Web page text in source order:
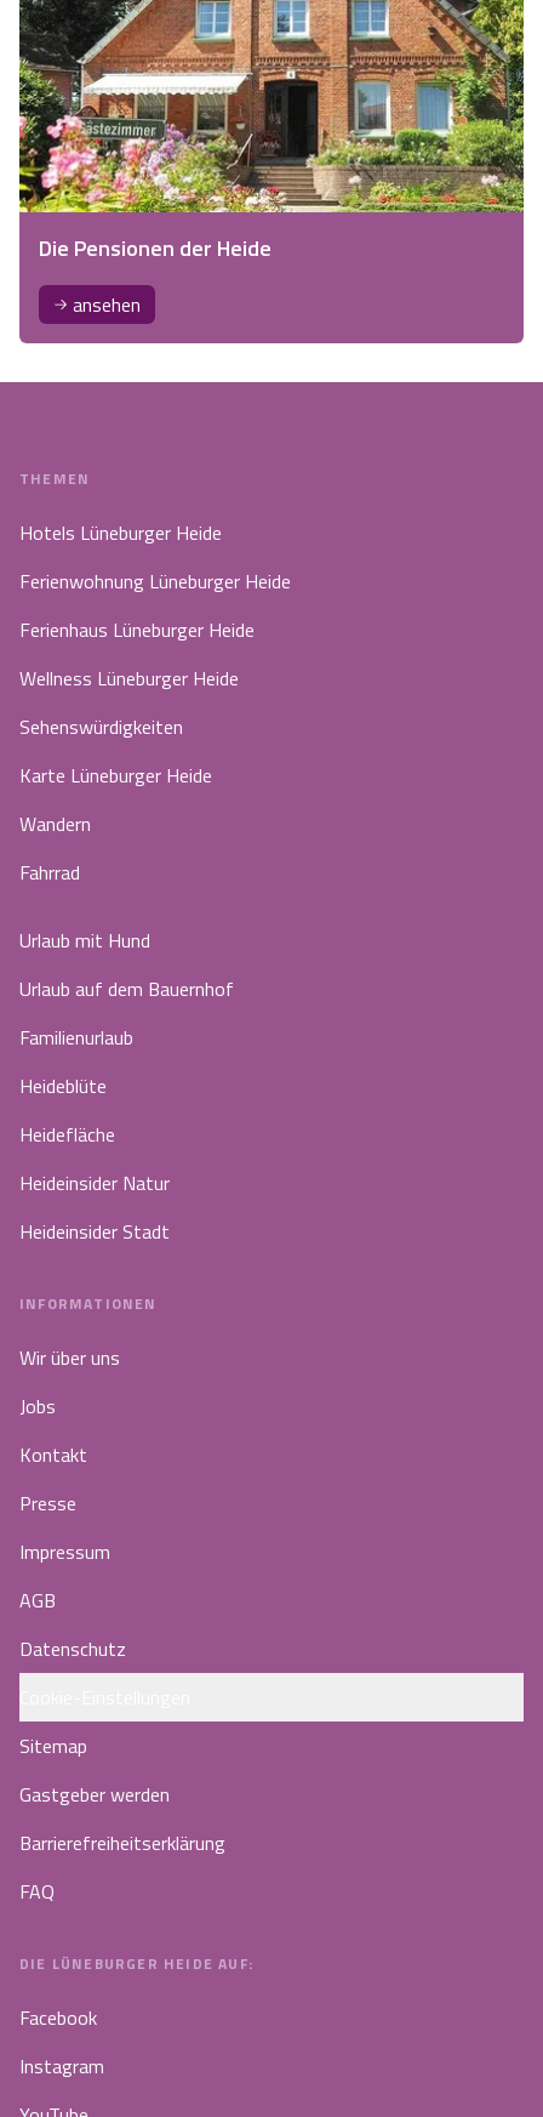
Die Pensionen der Heide
ansehen
THEMEN
Hotels Lüneburger Heide
Ferienwohnung Lüneburger Heide
Ferienhaus Lüneburger Heide
Wellness Lüneburger Heide
Sehenswürdigkeiten
Karte Lüneburger Heide
Wandern
Fahrrad
Urlaub mit Hund
Urlaub auf dem Bauernhof
Familienurlaub
Heideblüte
Heidefläche
Heideinsider Natur
Heideinsider Stadt
INFORMATIONEN
Wir über uns
Jobs
Kontakt
Presse
Impressum
AGB
Datenschutz
Sitemap
Gastgeber werden
Barrierefreiheitserklärung
FAQ
DIE LÜNEBURGER HEIDE AUF:
Facebook
Instagram